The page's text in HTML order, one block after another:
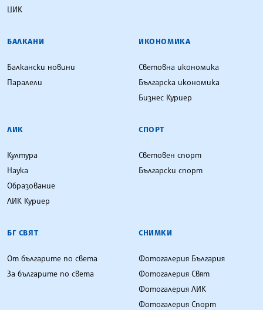
ЦИК
БАЛКАНИ
Балкански новини
Паралели
ИКОНОМИКА
Световна икономика
Българска икономика
Бизнес Куриер
ЛИК
Култура
Наука
Образование
ЛИК Куриер
СПОРТ
Световен спорт
Български спорт
БГ СВЯТ
От българите по света
За българите по света
СНИМКИ
Фотогалерия България
Фотогалерия Свят
Фотогалерия ЛИК
Фотогалерия Спорт